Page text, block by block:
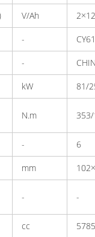
V/Ah
-
-
kW 81/
N.m
- 6
mm
- -
cc 5785